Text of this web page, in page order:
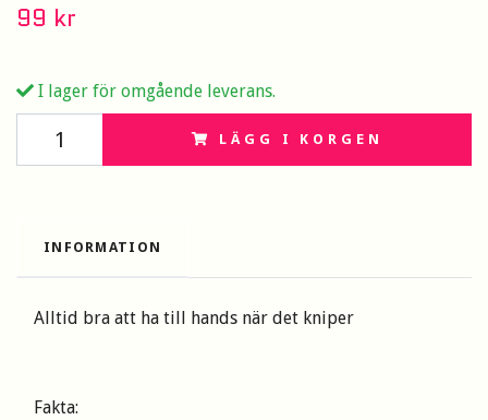
99 kr
I lager för omgående leverans.
LÄGG I KORGEN
INFORMATION
Alltid bra att ha till hands när det kniper
Fakta: